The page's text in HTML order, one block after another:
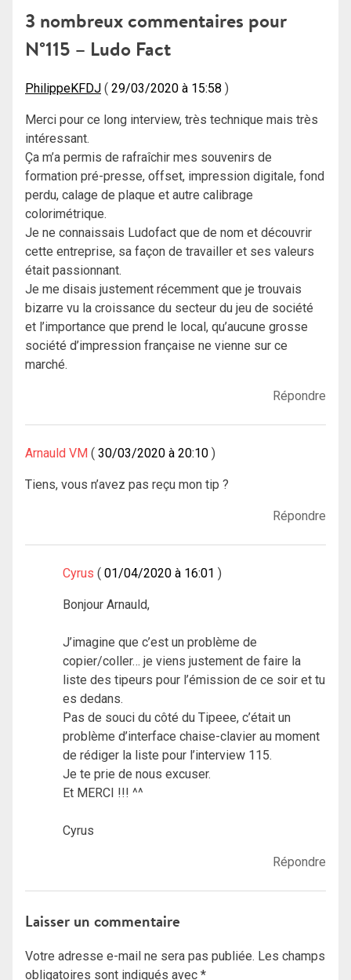
l’article
3 nombreux commentaires pour
N°115 – Ludo Fact
PhilippeKFDJ 29/03/2020 à 15:58
Merci pour ce long interview, très technique mais très
intéressant.
Ça m’a permis de rafraîchir mes souvenirs de
formation pré-presse, offset, impression digitale, fond
perdu, calage de plaque et autre calibrage
colorimétrique.
Je ne connaissais Ludofact que de nom et découvrir
cette entreprise, sa façon de travailler et ses valeurs
était passionnant.
Je me disais justement récemment que je trouvais
bizarre vu la croissance du secteur du jeu de société
et l’importance que prend le local, qu’aucune grosse
société d’impression française ne vienne sur ce
marché.
Répondre
Arnauld VM 30/03/2020 à 20:10
Tiens, vous n’avez pas reçu mon tip ?
Répondre
Cyrus 01/04/2020 à 16:01
Bonjour Arnauld,
J’imagine que c’est un problème de
copier/coller… je viens justement de faire la
liste des tipeurs pour l’émission de ce soir et tu
es dedans.
Pas de souci du côté du Tipeee, c’était un
problème d’interface chaise-clavier au moment
de rédiger la liste pour l’interview 115.
Je te prie de nous excuser.
Et MERCI !!! ^^
Cyrus
Répondre
Laisser un commentaire
Votre adresse e-mail ne sera pas publiée. Les champs
obligatoires sont indiqués avec *